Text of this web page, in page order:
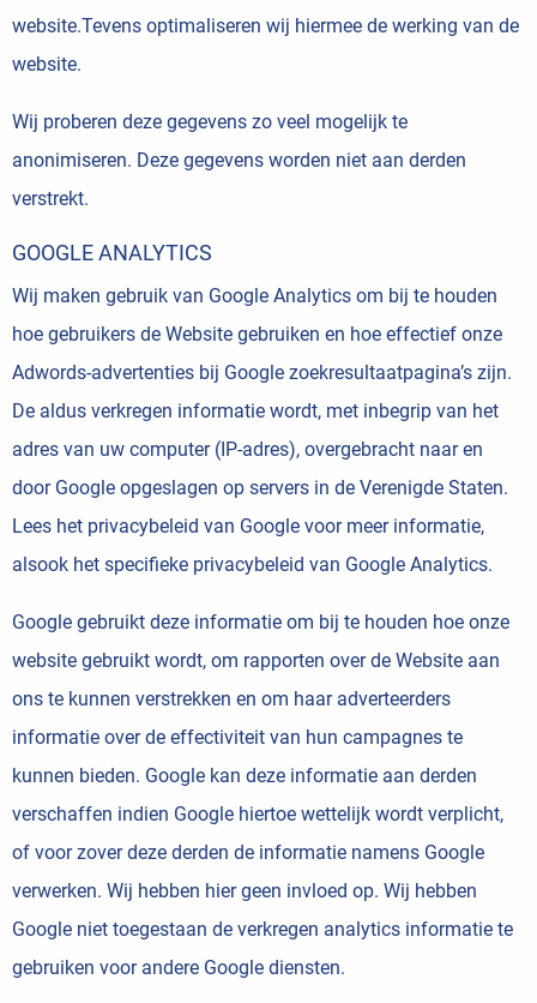
website.Tevens optimaliseren wij hiermee de werking van de
website.
Wij proberen deze gegevens zo veel mogelijk te
anonimiseren. Deze gegevens worden niet aan derden
verstrekt.
GOOGLE ANALYTICS
Wij maken gebruik van Google Analytics om bij te houden
hoe gebruikers de Website gebruiken en hoe effectief onze
Adwords-advertenties bij Google zoekresultaatpagina’s zijn.
De aldus verkregen informatie wordt, met inbegrip van het
adres van uw computer (IP-adres), overgebracht naar en
door Google opgeslagen op servers in de Verenigde Staten.
Lees het privacybeleid van Google voor meer informatie,
alsook het specifieke privacybeleid van Google Analytics.
Google gebruikt deze informatie om bij te houden hoe onze
website gebruikt wordt, om rapporten over de Website aan
ons te kunnen verstrekken en om haar adverteerders
informatie over de effectiviteit van hun campagnes te
kunnen bieden. Google kan deze informatie aan derden
verschaffen indien Google hiertoe wettelijk wordt verplicht,
of voor zover deze derden de informatie namens Google
verwerken. Wij hebben hier geen invloed op. Wij hebben
Google niet toegestaan de verkregen analytics informatie te
gebruiken voor andere Google diensten.